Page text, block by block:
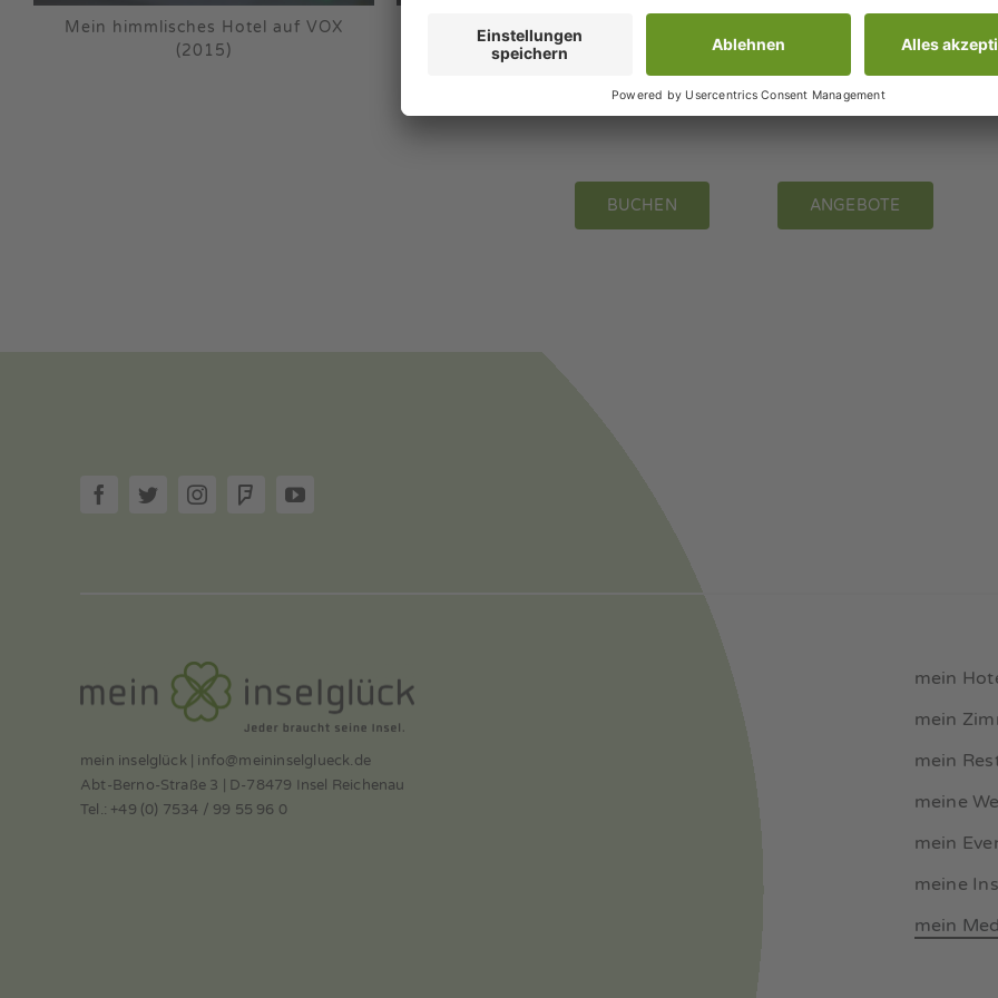
himmlisches Hotel auf VOX
Mein himmlisches Hotel auf VOX
(2015)
BUCHEN ANGEBOTE
mein inselglück | info@meininselglueck.de
Abt-Berno-Straße 3 | D-78479 Insel Reichenau
Tel.: +49 (0) 7534 / 99 55 96 0
mein
mein
mein
meine
mein
meine
mein